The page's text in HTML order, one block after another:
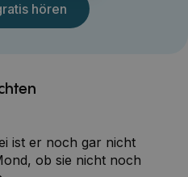
hören
ist er noch gar nicht
ob sie nicht noch